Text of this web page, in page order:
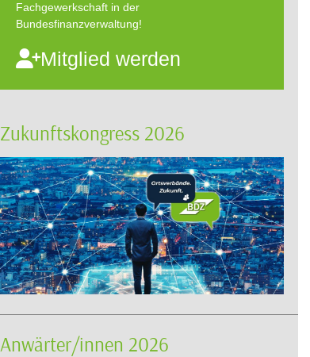
Fachgewerkschaft in der
Bundesfinanzverwaltung!
Mitglied werden
Zukunftskongress 2026
Anwärter/innen 2026